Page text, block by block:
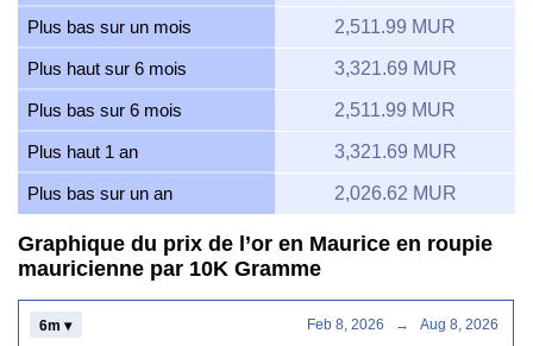
Plus bas sur un mois 2,511.99 MUR
Plus haut sur 6 mois 3,321.69 MUR
Plus bas sur 6 mois 2,511.99 MUR
Plus haut 1 an 3,321.69 MUR
Plus bas sur un an 2,026.62 MUR
Graphique du prix de l’or en Maurice en roupie
mauricienne par 10K Gramme
6m ▾ Feb 8, 2026 → Aug 8, 2026